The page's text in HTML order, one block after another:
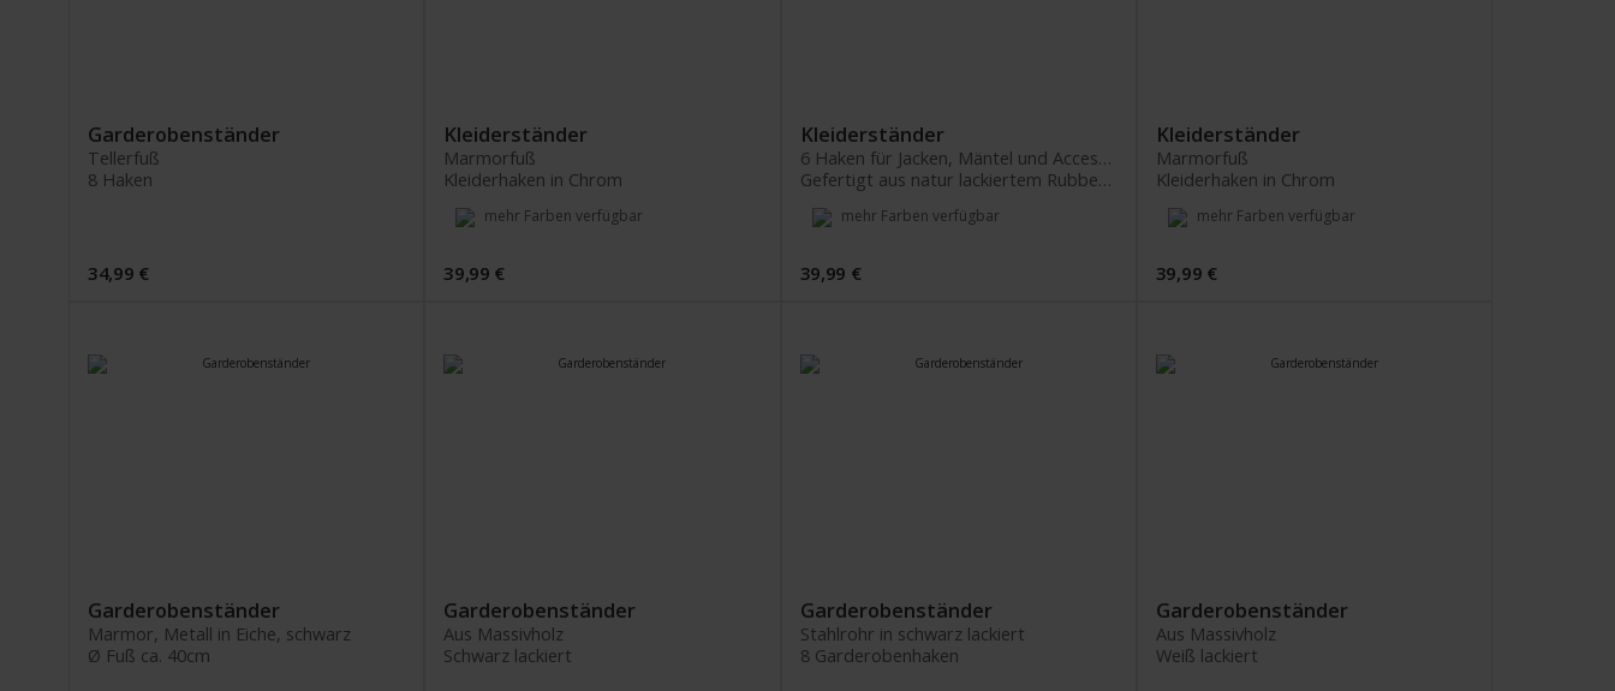
Garderobenständer
Tellerfuß
8 Haken
34,99 €
Kleiderständer
Marmorfuß
Kleiderhaken in Chrom
mehr Farben verfügbar
39,99 €
Kleiderständer
6 Haken für Jacken, Mäntel und Accessoires
Gefertigt aus natur lackiertem Rubberwood-Holz
mehr Farben verfügbar
39,99 €
Kleiderständer
Marmorfuß
Kleiderhaken in Chrom
mehr Farben verfügbar
39,99 €
Garderobenständer
Marmor, Metall in Eiche, schwarz
Ø Fuß ca. 40cm
Garderobenständer
Aus Massivholz
Schwarz lackiert
Garderobenständer
Stahlrohr in schwarz lackiert
8 Garderobenhaken
Garderobenständer
Aus Massivholz
Weiß lackiert